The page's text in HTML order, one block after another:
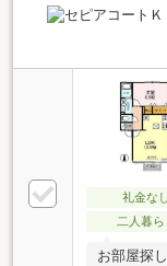
礼金なし
二人暮ら
お部屋探